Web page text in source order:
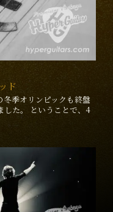
ド
冬季オリンピックも終盤
した。 ということで、4